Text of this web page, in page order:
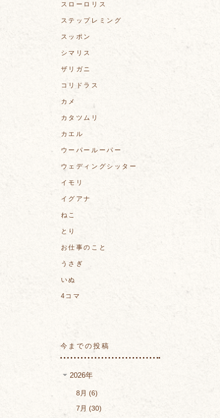
スローロリス
ステップレミング
スッポン
シマリス
ザリガニ
コリドラス
カメ
カタツムリ
カエル
ウーパールーパー
ウェディングシッター
イモリ
イグアナ
ねこ
とり
お仕事のこと
うさぎ
いぬ
4コマ
今までの投稿
2026年
8月
6
7月
30